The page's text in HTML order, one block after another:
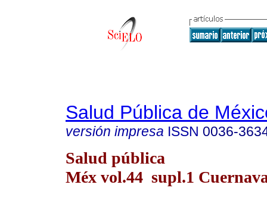
Salud Pública de
versión impresa ISSN 0036-
Salud pública
Méx vol.44 supl.1